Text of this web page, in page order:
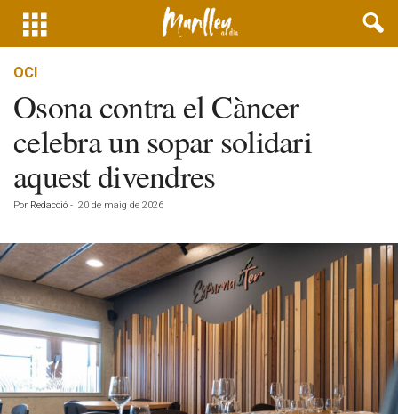
OCI
Osona contra el Càncer
celebra un sopar solidari
aquest divendres
Por Redacció - 20 de maig de 2026